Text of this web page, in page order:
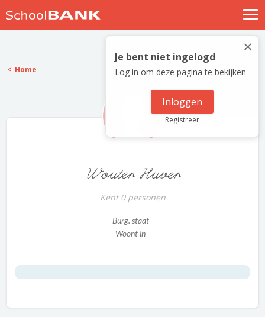
Nostalgische verhalen
Log in
Meld je gratis aan
×
Je bent niet ingelogd
Log in om deze pagina te bekijken
Inloggen
Registreer
Home
Wouter Huver
Kent 0 personen
Burg. staat -
Woont in -